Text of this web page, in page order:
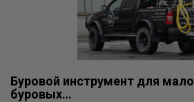
Буровой инструмент для
буровых…